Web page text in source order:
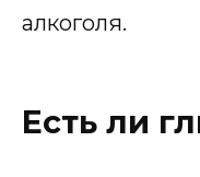
алкоголя.
Есть ли